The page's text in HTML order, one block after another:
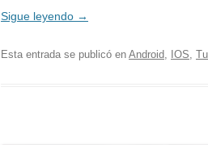
Sigue leyendo →
Esta entrada se publicó en Android, IOS,